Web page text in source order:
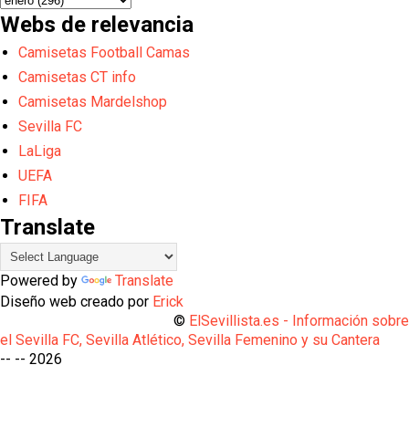
Webs de relevancia
Camisetas Football Camas
Camisetas CT info
Camisetas Mardelshop
Sevilla FC
LaLiga
UEFA
FIFA
Translate
Powered by
Translate
Diseño web creado por Erick
© ElSevillista.es - Información sobre
el Sevilla FC, Sevilla Atlético, Sevilla Femenino y su Cantera
-- -- 2026